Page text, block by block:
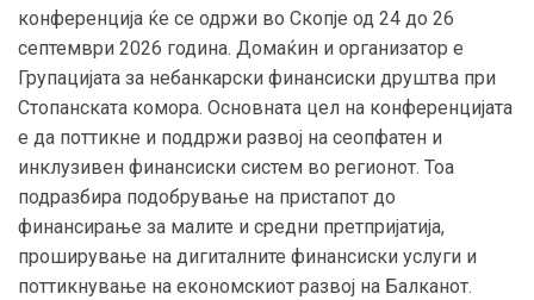
конференција ќе се одржи во Скопје од 24 до 26
септември 2026 година. Домаќин и организатор е
Групацијата за небанкарски финансиски друштва при
Стопанската комора. Основната цел на конференцијата
е да поттикне и поддржи развој на сеопфатен и
инклузивен финансиски систем во регионот. Тоа
подразбира подобрување на пристапот до
финансирање за малите и средни претпријатија,
проширување на дигиталните финансиски услуги и
поттикнување на економскиот развој на Балканот.